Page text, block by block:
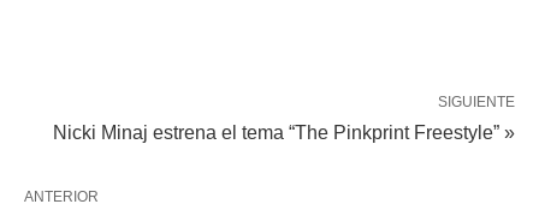
SIGUIENTE
Nicki Minaj estrena el tema “The Pinkprint Freestyle” »
ANTERIOR